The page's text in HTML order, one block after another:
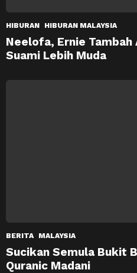
HIBURAN HIBURAN MALAYSIA
Neelofa, Ernie
Suami Lebih Muda
BERITA MALAYSIA
Sucikan Semula Bukit
Quranic Madani